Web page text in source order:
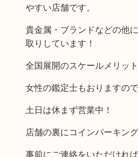
やすい店舗です。
貴金属・ブランドなどの他
取りしています！
全国展開のスケールメリッ
女性の鑑定士もおりますの
土日は休まず営業中！
店舗の裏にコインパーキン
事前にご連絡をいただけれ